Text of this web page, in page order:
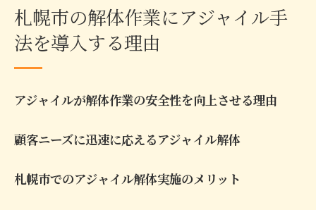
札幌市の解体作業にアジャイル手
法を導入する理由
アジャイルが解体作業の安全性を向上させる理由
顧客ニーズに迅速に応えるアジャイル解体
札幌市でのアジャイル解体実施のメリット